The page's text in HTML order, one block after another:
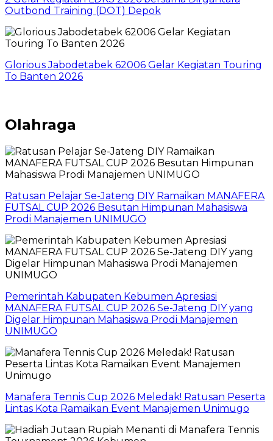
Outbond Training (DOT) Depok
Glorious Jabodetabek 62006 Gelar Kegiatan Touring
To Banten 2026
Olahraga
Ratusan Pelajar Se-Jateng DIY Ramaikan MANAFERA
FUTSAL CUP 2026 Besutan Himpunan Mahasiswa
Prodi Manajemen UNIMUGO
Pemerintah Kabupaten Kebumen Apresiasi
MANAFERA FUTSAL CUP 2026 Se-Jateng DIY yang
Digelar Himpunan Mahasiswa Prodi Manajemen
UNIMUGO
Manafera Tennis Cup 2026 Meledak! Ratusan Peserta
Lintas Kota Ramaikan Event Manajemen Unimugo